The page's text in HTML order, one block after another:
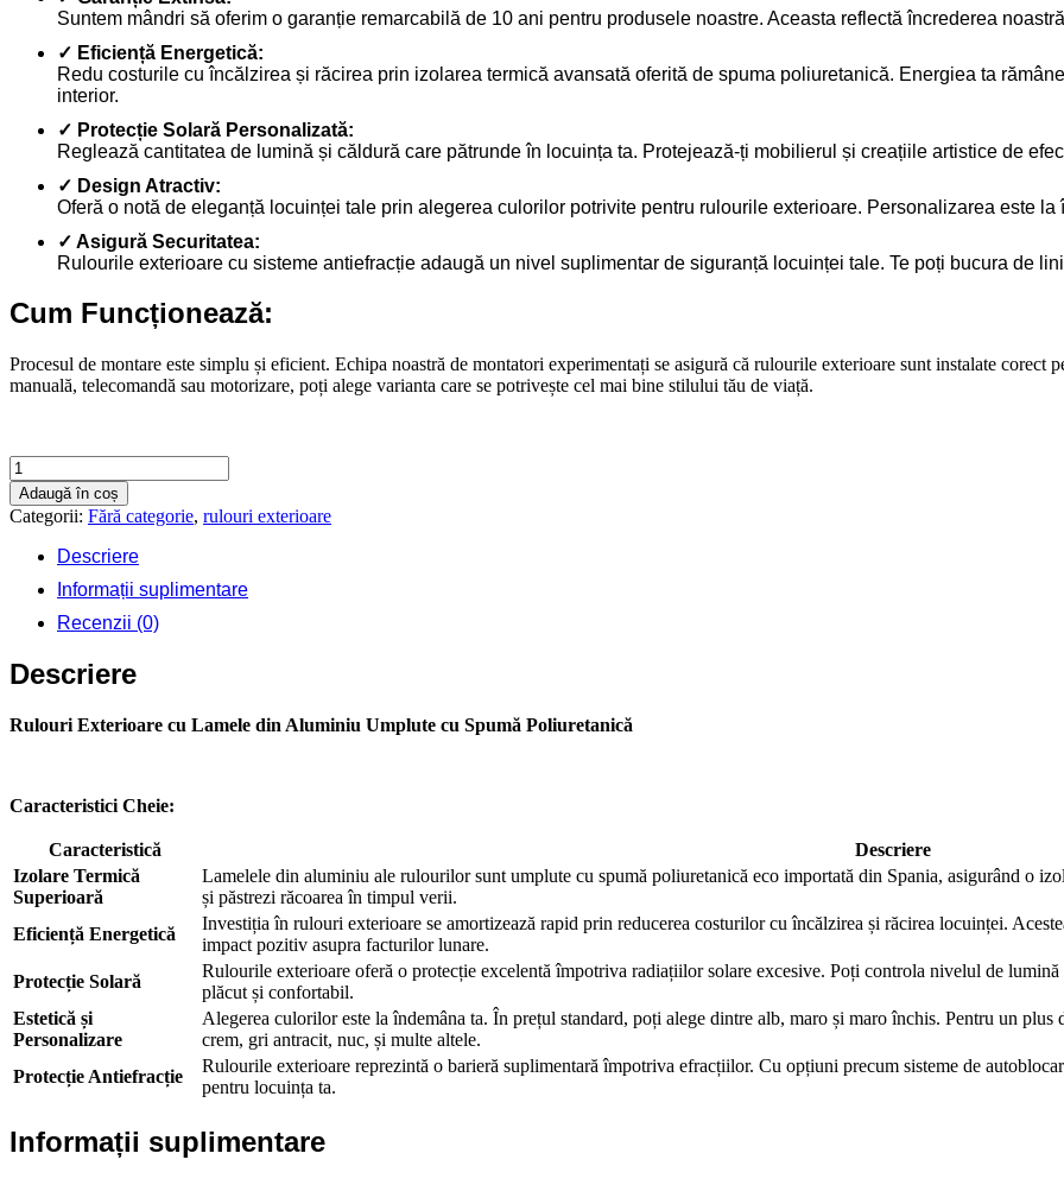
Suntem mândri să oferim o garanție remarcabilă de 10 ani pentru produsele noastre. Aceasta reflectă încrederea
✓ Eficiență Energetică:
Redu costurile cu încălzirea și răcirea prin izolarea termică avansată oferită de spuma poliuretanică. Energiea ta
interior.
✓ Protecție Solară Personalizată:
Reglează cantitatea de lumină și căldură care pătrunde în locuința ta. Protejează-ți mobilierul și creațiile artistice de
✓ Design Atractiv:
Oferă o notă de eleganță locuinței tale prin alegerea culorilor potrivite pentru rulourile exterioare. Personalizarea este
✓ Asigură Securitatea:
Rulourile exterioare cu sisteme antiefracție adaugă un nivel suplimentar de siguranță locuinței tale. Te poți bucura de
Cum Funcționează:
Procesul de montare este simplu și eficient. Echipa noastră de montatori experimentați se asigură că rulourile exterioare sunt instalate corect
manuală, telecomandă sau motorizare, poți alege varianta care se potrivește cel mai bine stilului tău de viață.
Cantitate
Rulouri
exterioare
1300
Adaugă în coș
Categorii: Fără categorie, rulouri exterioare
Descriere
Informații suplimentare
Recenzii (0)
Descriere
Rulouri Exterioare cu Lamele din Aluminiu Umplute cu Spumă Poliuretanică
Caracteristici Cheie:
Caracteristică
Descriere
Izolare Termică
Superioară
Lamelele din aluminiu ale rulourilor sunt umplute cu spumă poliuretanică eco importată din Spania, asigurând o
și păstrezi răcoarea în timpul verii.
Eficiență Energetică
Investiția în rulouri exterioare se amortizează rapid prin reducerea costurilor cu încălzirea și răcirea locuinței.
impact pozitiv asupra facturilor lunare.
Protecție Solară
Rulourile exterioare oferă o protecție excelentă împotriva radiațiilor solare excesive. Poți controla nivelul de
plăcut și confortabil.
Estetică și
Personalizare
Alegerea culorilor este la îndemâna ta. În prețul standard, poți alege dintre alb, maro și maro închis. Pentru un
crem, gri antracit, nuc, și multe altele.
Protecție Antiefracție
Rulourile exterioare reprezintă o barieră suplimentară împotriva efracțiilor. Cu opțiuni precum sisteme de
pentru locuința ta.
Informații suplimentare